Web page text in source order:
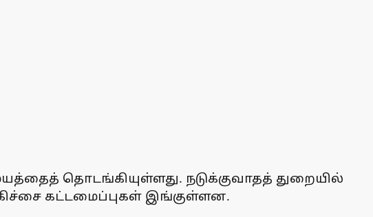
தொடங்கியுள்ளது. நடுக்குவாதத் துறையில்
கட்டமைப்புகள் இங்குள்ளன.